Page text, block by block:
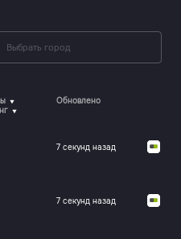
Выбрать город
Обновлено
7 секунд назад
7 секунд назад